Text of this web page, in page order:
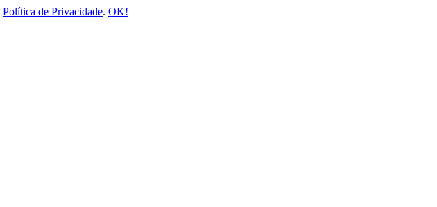
Política de Privacidade. OK!